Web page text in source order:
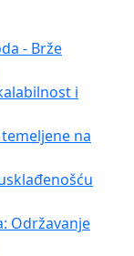
- Brže
i
na
Održavanje